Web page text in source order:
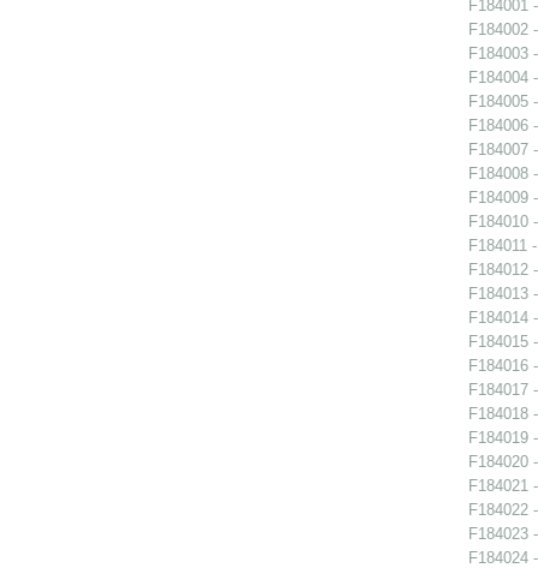
F184001
F184002
F184003
F184004
F184005
F184006
F184007
F184008
F184009
F184010
F184011
F184012
F184013
F184014
F184015
F184016
F184017
F184018
F184019
F184020
F184021
F184022
F184023
F184024